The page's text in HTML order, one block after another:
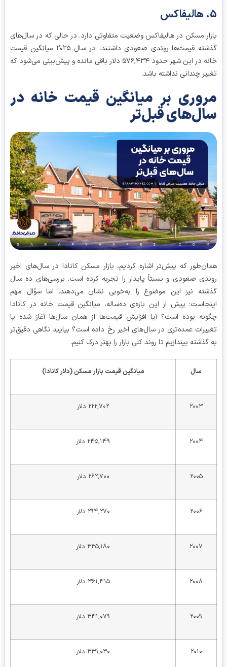
مسکن در هالیفاکس وضعیت متفاوتی دارد. در حالی که در سال‌های
گذشته قیمت‌ها روندی صعودی داشتند، در سال ۲۰۲۵ میانگین قیمت
خانه در این شهر حدود ۵۷۶,۴۳۴ دلار باقی مانده و پیش‌بینی می‌شود که
چندانی نداشته باشد.
بر میانگین قیمت خانه در
قبل‌تر
که پیش‌تر اشاره کردیم، بازار مسکن کانادا در سال‌های اخیر
صعودی و نسبتاً پایدار را تجربه کرده است. بررسی‌های ده سال
نیز این موضوع را به‌خوبی نشان می‌دهند. اما سؤال مهم
پیش از این بازه‌ی ده‌ساله، میانگین قیمت خانه در کانادا
بوده است؟ آیا افزایش قیمت‌ها از همان سال‌ها آغاز شده یا
عمده‌تری در سال‌های اخیر رخ داده است؟ بیایید نگاهی دقیق‌تر
بیندازیم تا روند کلی بازار را بهتر درک کنیم.
میانگین قیمت بازار مسکن (دلار کانادا)
۲۲۲,۷۰۲ دلار
۲۴۵,۱۴۹ دلار
۲۶۲,۷۰۰ دلار
۲۹۴,۲۷۰ دلار
۳۳۵,۱۸۰ دلار
۳۶۱,۴۱۵ دلار
۳۴۱,۰۷۹ دلار
۳۳۹,۰۳۰ دلار